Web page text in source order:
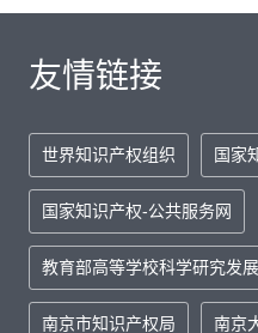
友情链接
世界知识产权组织 国家
国家知识产权-公共服务网
教育部高等学校科学研究发
南京市知识产权局 南京